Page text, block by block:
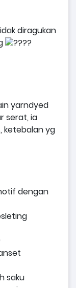
diragukan
yarndyed
serat, ia
ketebalan yg
dengan
saku